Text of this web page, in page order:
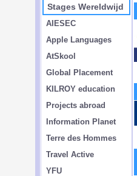
Stages Wereldwijd
AIESEC
Apple Languages
AtSkool
Global Placement
KILROY education
Projects abroad
Information Planet
Terre des Hommes
Travel Active
YFU